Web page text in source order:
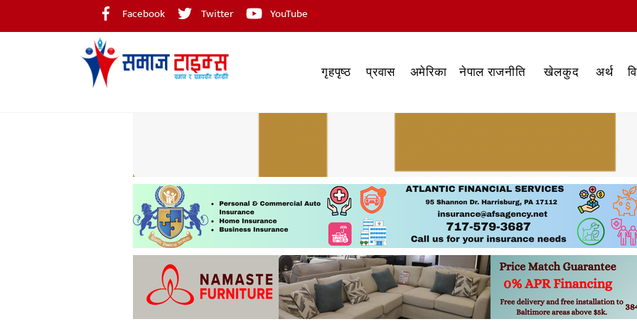
to
Facebook Twitter YouTube
गृहपृष्ठ प्रवास अमेरिका नेपाल राजनीति खेलकुद अर्थ